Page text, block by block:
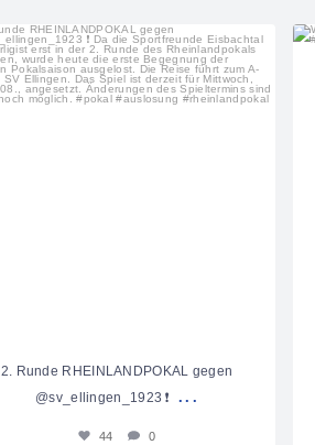
sportfreunde_eisbachtal
Aug. 5
2. Runde RHEINLANDPOKAL gegen
@sv_ellingen_1923 ❗️
...
44 0